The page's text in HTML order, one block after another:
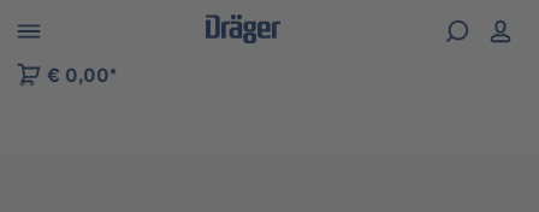
der B2B-Plattform springen
€ 0,00*